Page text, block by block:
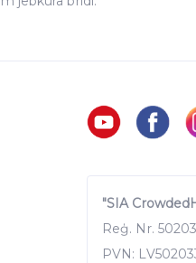
"SIA
Reģ. Nr.
PVN: